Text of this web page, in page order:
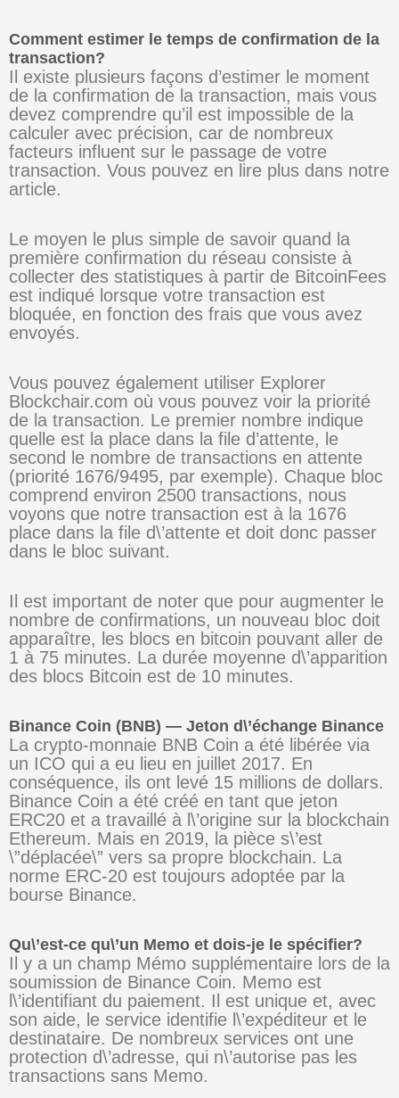
Comment estimer le temps de confirmation de la
transaction?
Il existe plusieurs façons d’estimer le moment
de la confirmation de la transaction, mais vous
devez comprendre qu’il est impossible de la
calculer avec précision, car de nombreux
facteurs influent sur le passage de votre
transaction. Vous pouvez en lire plus dans notre
article.
Le moyen le plus simple de savoir quand la
première confirmation du réseau consiste à
collecter des statistiques à partir de BitcoinFees
est indiqué lorsque votre transaction est
bloquée, en fonction des frais que vous avez
envoyés.
Vous pouvez également utiliser Explorer
Blockchair.com où vous pouvez voir la priorité
de la transaction. Le premier nombre indique
quelle est la place dans la file d’attente, le
second le nombre de transactions en attente
(priorité 1676/9495, par exemple). Chaque bloc
comprend environ 2500 transactions, nous
voyons que notre transaction est à la 1676
place dans la file d\’attente et doit donc passer
dans le bloc suivant.
Il est important de noter que pour augmenter le
nombre de confirmations, un nouveau bloc doit
apparaître, les blocs en bitcoin pouvant aller de
1 à 75 minutes. La durée moyenne d\’apparition
des blocs Bitcoin est de 10 minutes.
Binance Coin (BNB) — Jeton d\’échange Binance
La crypto-monnaie BNB Coin a été libérée via
un ICO qui a eu lieu en juillet 2017. En
conséquence, ils ont levé 15 millions de dollars.
Binance Coin a été créé en tant que jeton
ERC20 et a travaillé à l\’origine sur la blockchain
Ethereum. Mais en 2019, la pièce s\’est
\”déplacée\” vers sa propre blockchain. La
norme ERC-20 est toujours adoptée par la
bourse Binance.
Qu\’est-ce qu\’un Memo et dois-je le spécifier?
Il y a un champ Mémo supplémentaire lors de la
soumission de Binance Coin. Memo est
l\’identifiant du paiement. Il est unique et, avec
son aide, le service identifie l\’expéditeur et le
destinataire. De nombreux services ont une
protection d\’adresse, qui n\’autorise pas les
transactions sans Memo.